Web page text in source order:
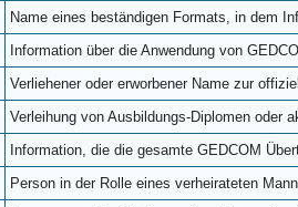
Name eines beständigen Formats, in dem
Information über die Anwendung von
Verliehener oder erworbener Name zur
Verleihung von Ausbildungs-Diplomen oder
Information, die die gesamte GEDCOM
Person in der Rolle eines verheirateten